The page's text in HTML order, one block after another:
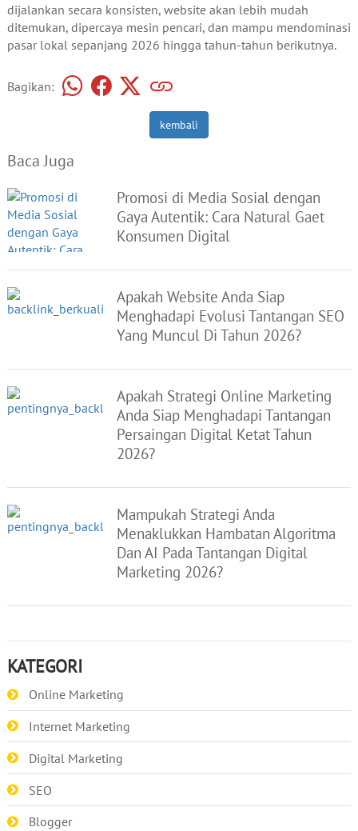
dijalankan secara konsisten, website akan lebih mudah
ditemukan, dipercaya mesin pencari, dan mampu mendominasi
pasar lokal sepanjang 2026 hingga tahun-tahun berikutnya.
Bagikan:
kembali
Baca Juga
Promosi di Media Sosial dengan
Gaya Autentik: Cara Natural Gaet
Konsumen Digital
Apakah Website Anda Siap
Menghadapi Evolusi Tantangan SEO
Yang Muncul Di Tahun 2026?
Apakah Strategi Online Marketing
Anda Siap Menghadapi Tantangan
Persaingan Digital Ketat Tahun
2026?
Mampukah Strategi Anda
Menaklukkan Hambatan Algoritma
Dan AI Pada Tantangan Digital
Marketing 2026?
KATEGORI
Online Marketing
Internet Marketing
Digital Marketing
SEO
Blogger